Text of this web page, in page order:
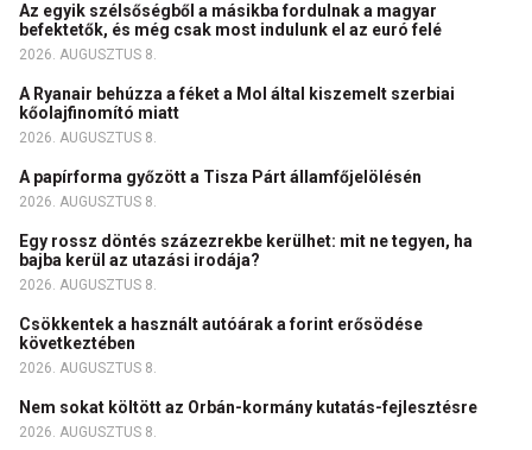
Az egyik szélsőségből a másikba fordulnak a magyar
befektetők, és még csak most indulunk el az euró felé
2026. AUGUSZTUS 8.
A Ryanair behúzza a féket a Mol által kiszemelt szerbiai
kőolajfinomító miatt
2026. AUGUSZTUS 8.
A papírforma győzött a Tisza Párt államfőjelölésén
2026. AUGUSZTUS 8.
Egy rossz döntés százezrekbe kerülhet: mit ne tegyen, ha
bajba kerül az utazási irodája?
2026. AUGUSZTUS 8.
Csökkentek a használt autóárak a forint erősödése
következtében
2026. AUGUSZTUS 8.
Nem sokat költött az Orbán-kormány kutatás-fejlesztésre
2026. AUGUSZTUS 8.